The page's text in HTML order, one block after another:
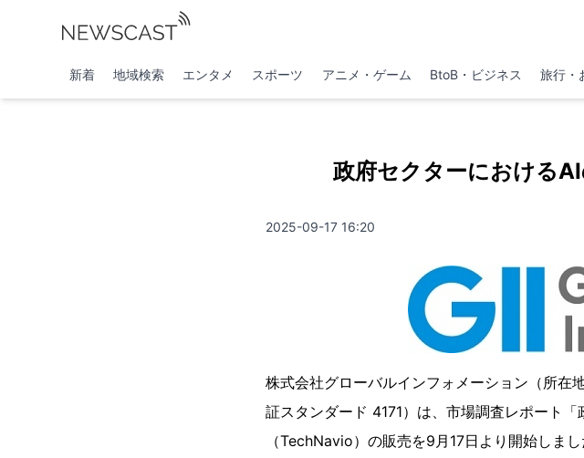
新着 地域検索 エンタメ スポーツ アニメ・ゲーム BtoB・ビジネス 旅行・
政府セクターにおける
2025-09-17 16:20
株式会社グローバルインフォメーション（所在
証スタンダード 4171）は、市場調査レポート
（TechNavio）の販売を9月17日より開始しまし